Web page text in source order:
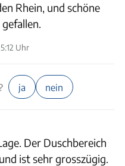
Rhein, und schöne
Uhr
ja nein
Der Duschbereich
ist sehr grosszügig.